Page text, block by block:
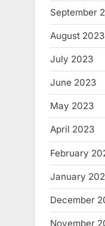
September
August 2023
July 2023
June 2023
May 2023
April 2023
February
January
December
November